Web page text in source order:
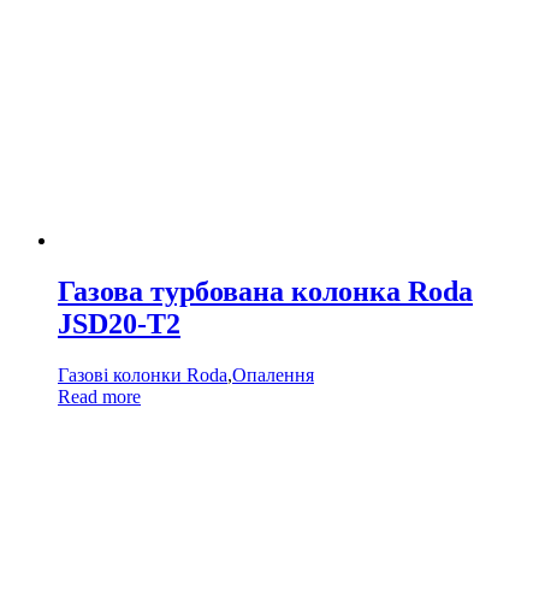
Газова турбована колонка Rоda
JSD20-T2
Газові колонки Roda,Опалення
Read more